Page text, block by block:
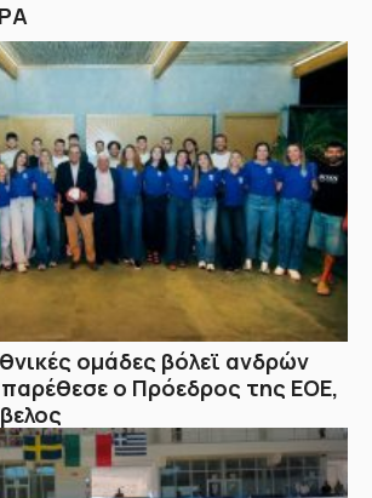
ομάδες βόλεϊ ανδρών
παρέθεσε ο Πρόεδρος της ΕΟΕ,